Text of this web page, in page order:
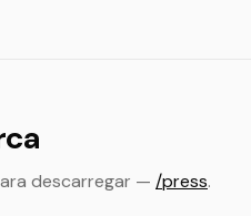
descarregar — /press.